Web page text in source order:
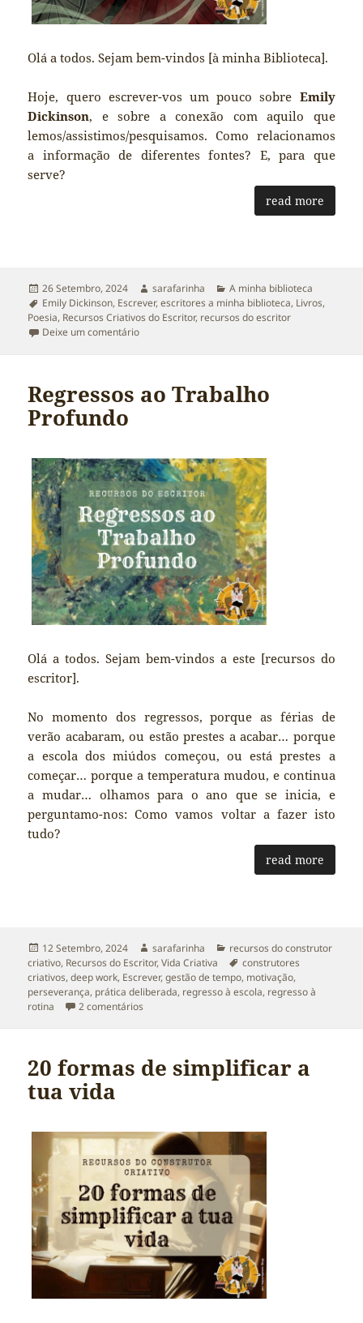
Olá a todos. Sejam bem-vindos [à minha Biblioteca].
Hoje, quero escrever-vos um pouco sobre Emily
Dickinson, e sobre a conexão com aquilo que
lemos/assistimos/pesquisamos. Como relacionamos
a informação de diferentes fontes? E, para que
serve?
read more
Publicado
a
26 Setembro, 2024 Autor
sarafarinha Categorias
A minha biblioteca
Etiquetas
Emily Dickinson, Escrever,escritores a minha biblioteca, Livros,
Poesia, Recursos Criativos do Escritor, recursos do escritor
Deixe um comentáriosobre Porque não pude parar de investigar —
Regressos ao Trabalho
Profundo
Olá a todos. Sejam bem-vindos a este [recursos do
escritor].
No momento dos regressos, porque as férias de
verão acabaram, ou estão prestes a acabar… porque
a escola dos miúdos começou, ou está prestes a
começar… porque a temperatura mudou, e continua
a mudar… olhamos para o ano que se inicia, e
perguntamo-nos: Como vamos voltar a fazer isto
tudo?
read more
Publicado
a
12 Setembro, 2024 Autor
sarafarinha Categorias
recursos do construtor
criativo, Recursos do Escritor,Vida Criativa Etiquetas
construtores
criativos,deep work, Escrever,gestão de tempo, motivação,
perseverança, prática deliberada, regresso à escola, regresso à
rotina
2 comentários
20 formas de simplificar a
tua vida